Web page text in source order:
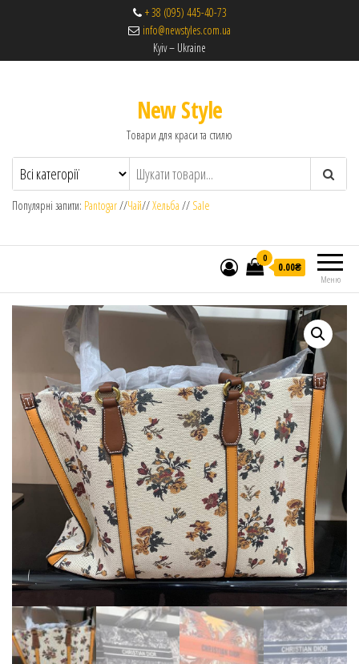
+ 38 (095) 445-40-73
info@newstyles.com.ua
Kyiv – Ukraine
New Style
Товари для краси та стилю
Популярні запити: Pantogar//Чай//Хельба // Sale
Меню
0
0.00₴